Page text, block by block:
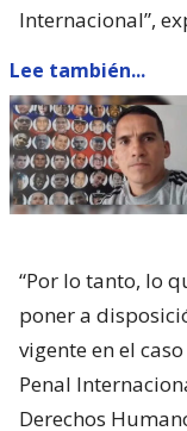
Internacional”,
Lee también...
“Por lo tanto, lo
poner a
vigente en el
Penal
Derechos